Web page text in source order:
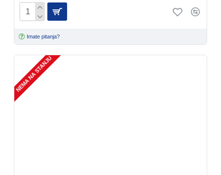
Imate pitanja?
NEMA NA STANJU